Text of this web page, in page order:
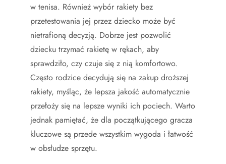
w tenisa. Również wybór rakiety bez
przetestowania jej przez dziecko może być
nietrafioną decyzją. Dobrze jest pozwolić
dziecku trzymać rakietę w rękach, aby
sprawdziło, czy czuje się z nią komfortowo.
Często rodzice decydują się na zakup droższej
rakiety, myśląc, że lepsza jakość automatycznie
przełoży się na lepsze wyniki ich pociech. Warto
jednak pamiętać, że dla początkującego gracza
kluczowe są przede wszystkim wygoda i łatwość
w obsłudze sprzętu.